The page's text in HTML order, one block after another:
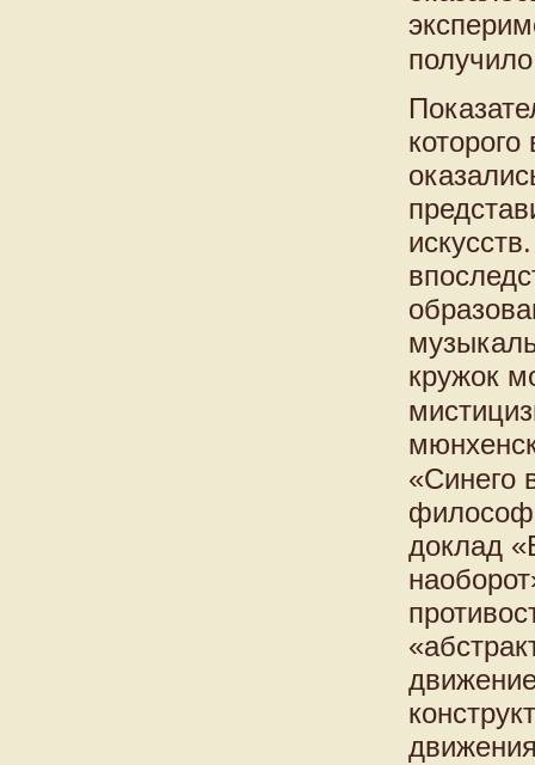
кружок
«Синего
доклад